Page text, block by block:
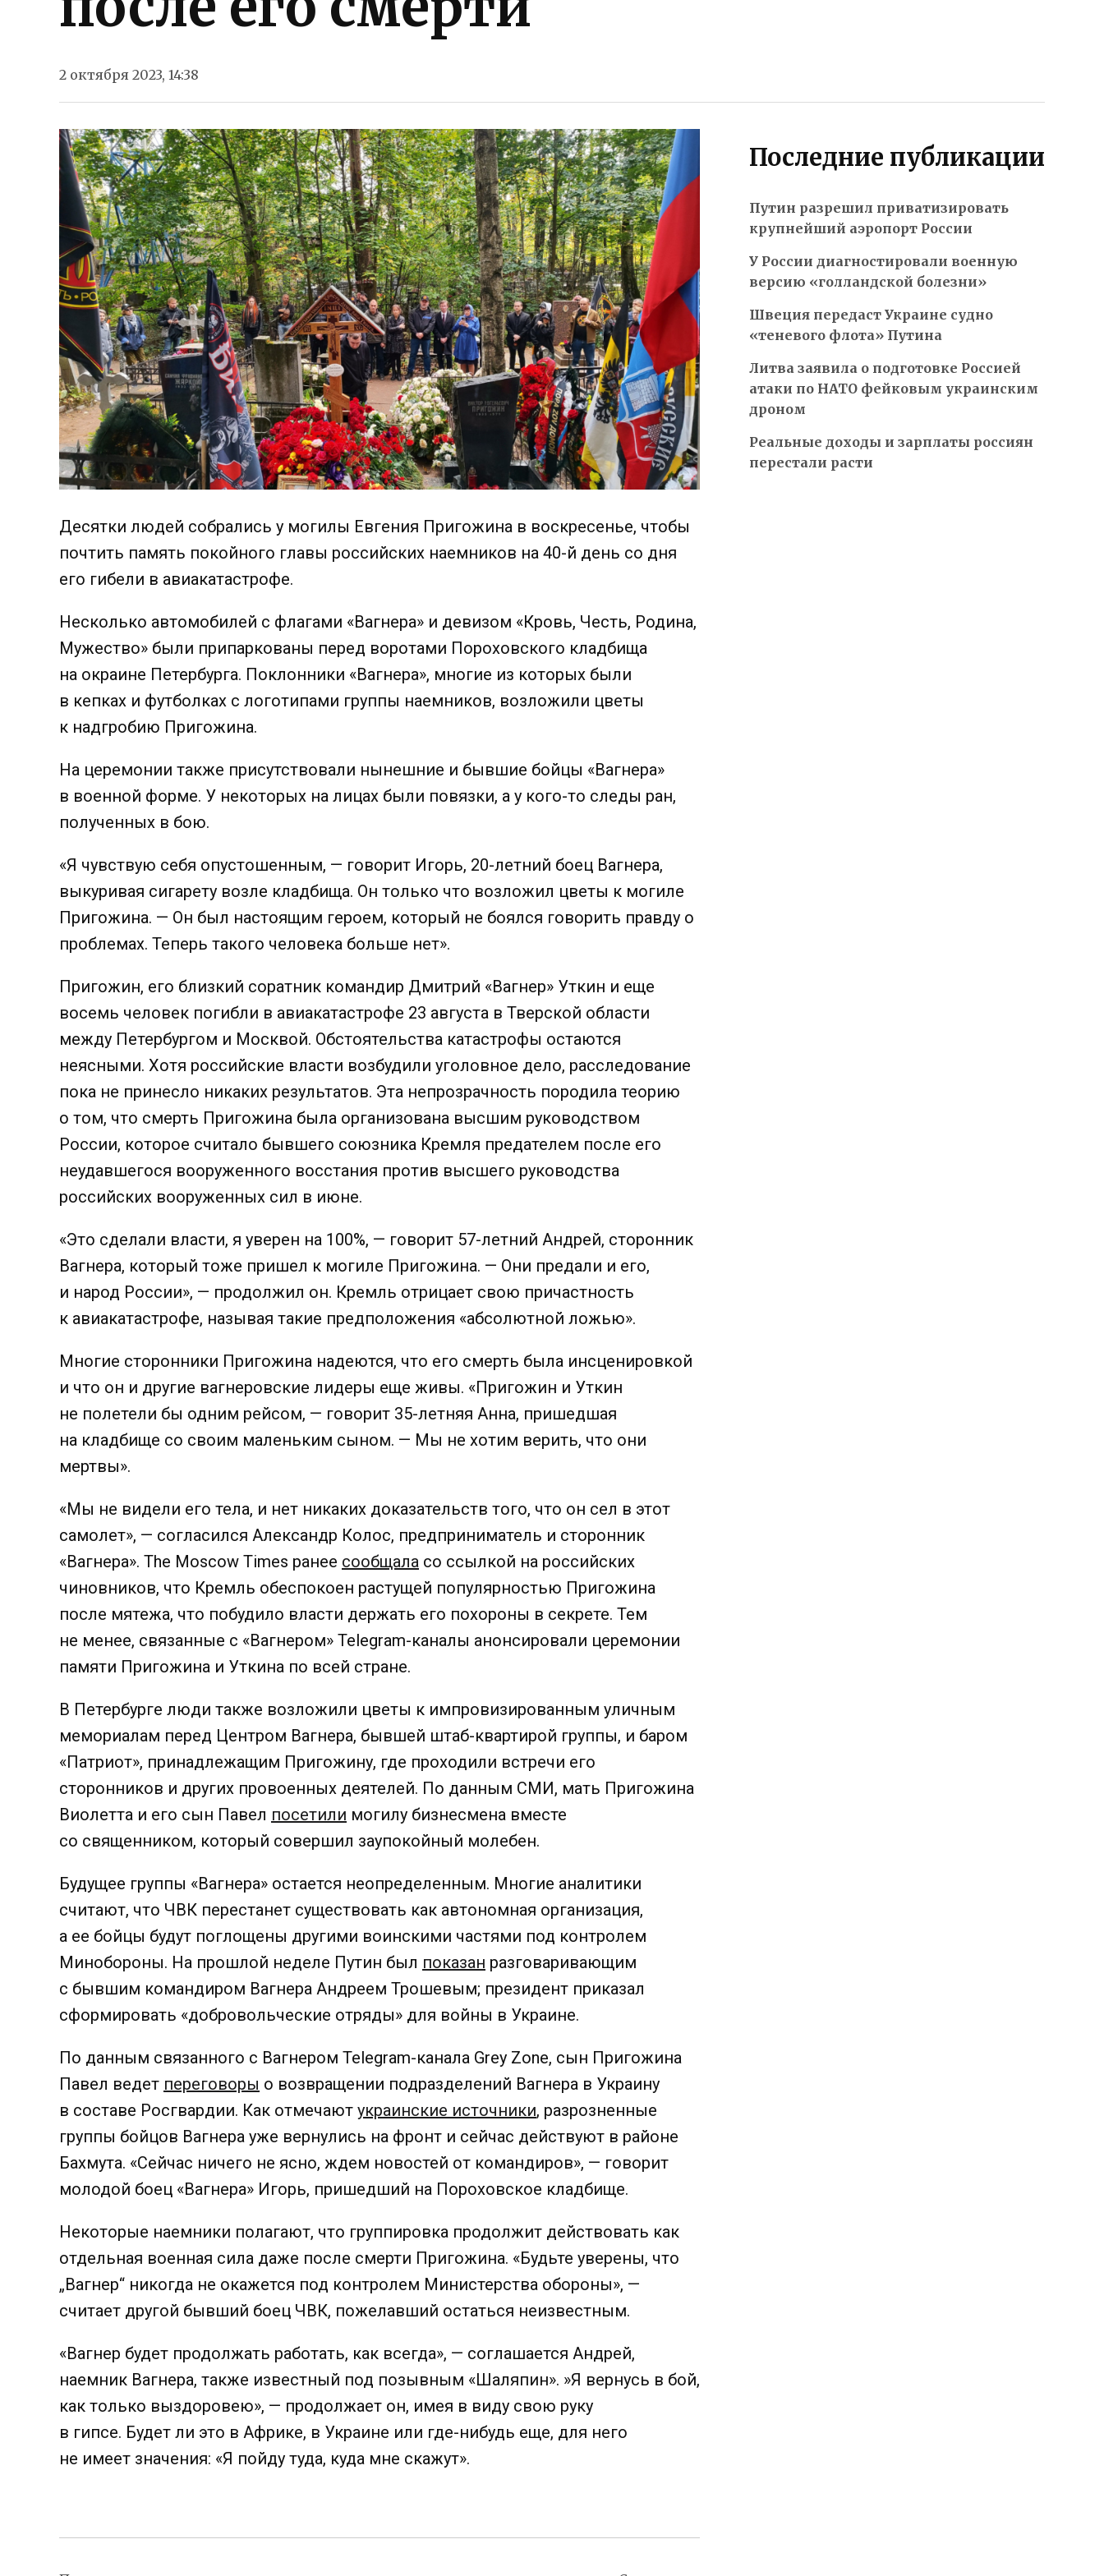
2 октября 2023, 14:38
Десятки людей собрались у могилы Евгения Пригожина в воскресенье, чтобы
почтить память покойного главы российских наемников на 40-й день со дня
его гибели в авиакатастрофе.
Несколько автомобилей с флагами «Вагнера» и девизом «Кровь, Честь, Родина,
Мужество» были припаркованы перед воротами Пороховского кладбища
на окраине Петербурга. Поклонники «Вагнера», многие из которых были
в кепках и футболках с логотипами группы наемников, возложили цветы
к надгробию Пригожина.
На церемонии также присутствовали нынешние и бывшие бойцы «Вагнера»
в военной форме. У некоторых на лицах были повязки, а у кого-то следы ран,
полученных в бою.
«Я чувствую себя опустошенным, — говорит Игорь, 20-летний боец ​​Вагнера,
выкуривая сигарету возле кладбища. Он только что возложил цветы к могиле
Пригожина. — Он был настоящим героем, который не боялся говорить правду о
проблемах. Теперь такого человека больше нет».
Пригожин, его близкий соратник командир Дмитрий «Вагнер» Уткин и еще
восемь человек погибли в авиакатастрофе 23 августа в Тверской области
между Петербургом и Москвой. Обстоятельства катастрофы остаются
неясными. Хотя российские власти возбудили уголовное дело, расследование
пока не принесло никаких результатов. Эта непрозрачность породила теорию
о том, что смерть Пригожина была организована высшим руководством
России, которое считало бывшего союзника Кремля предателем после его
неудавшегося вооруженного восстания против высшего руководства
российских вооруженных сил в июне.
«Это сделали власти, я уверен на 100%, — говорит 57-летний Андрей, сторонник
Вагнера, который тоже пришел к могиле Пригожина. — Они предали и его,
и народ России», — продолжил он. Кремль отрицает свою причастность
к авиакатастрофе, называя такие предположения «абсолютной ложью».
Многие сторонники Пригожина надеются, что его смерть была инсценировкой
и что он и другие вагнеровские лидеры еще живы. «Пригожин и Уткин
не полетели бы одним рейсом, — говорит 35-летняя Анна, пришедшая
на кладбище со своим маленьким сыном. — Мы не хотим верить, что они
мертвы».
«Мы не видели его тела, и нет никаких доказательств того, что он сел в этот
самолет», — согласился Александр Колос, предприниматель и сторонник
«Вагнера». The Moscow Times ранее сообщала со ссылкой на российских
чиновников, что Кремль обеспокоен растущей популярностью Пригожина
после мятежа, что побудило власти держать его похороны в секрете. Тем
не менее, связанные с «Вагнером» Telegram-каналы анонсировали церемонии
памяти Пригожина и Уткина по всей стране.
В Петербурге люди также возложили цветы к импровизированным уличным
мемориалам перед Центром Вагнера, бывшей штаб-квартирой группы, и баром
«Патриот», принадлежащим Пригожину, где проходили встречи его
сторонников и других провоенных деятелей. По данным СМИ, мать Пригожина
Виолетта и его сын Павел посетили могилу бизнесмена вместе
со священником, который совершил заупокойный молебен.
Будущее группы «Вагнера» остается неопределенным. Многие аналитики
считают, что ЧВК перестанет существовать как автономная организация,
а ее бойцы будут поглощены другими воинскими частями под контролем
Минобороны. На прошлой неделе Путин был показан разговаривающим
с бывшим командиром Вагнера Андреем Трошевым; президент приказал
сформировать «добровольческие отряды» для войны в Украине.
По данным связанного с Вагнером Telegram-канала Grey Zone, сын Пригожина
Павел ведет переговоры о возвращении подразделений Вагнера в Украину
в составе Росгвардии. Как отмечают украинские источники, разрозненные
группы бойцов Вагнера уже вернулись на фронт и сейчас действуют в районе
Бахмута. «Сейчас ничего не ясно, ждем новостей от командиров», — говорит
молодой боец ​​«Вагнера» Игорь, пришедший на Пороховское кладбище.
Некоторые наемники полагают, что группировка продолжит действовать как
отдельная военная сила даже после смерти Пригожина. «Будьте уверены, что
„Вагнер“ никогда не окажется под контролем Министерства обороны», —
считает другой бывший боец ЧВК, пожелавший остаться неизвестным.
«Вагнер будет продолжать работать, как всегда», — соглашается Андрей,
наемник Вагнера, также известный под позывным «Шаляпин». »Я вернусь в бой,
как только выздоровею», — продолжает он, имея в виду свою руку
в гипсе. Будет ли это в Африке, в Украине или где-нибудь еще, для него
не имеет значения: «Я пойду туда, куда мне скажут».
Последние публикации
Путин разрешил приватизировать
крупнейший аэропорт России
У России диагностировали военную
версию «голландской болезни»
Швеция передаст Украине судно
«теневого флота» Путина
Литва заявила о подготовке Россией
атаки по НАТО фейковым украинским
дроном
Реальные доходы и зарплаты россиян
перестали расти